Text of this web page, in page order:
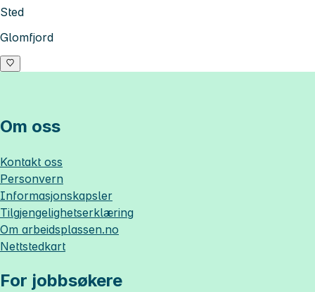
Sted
Glomfjord
Om oss
Kontakt oss
Personvern
Informasjonskapsler
Tilgjengelighetserklæring
Om arbeidsplassen.no
Nettstedkart
For jobbsøkere